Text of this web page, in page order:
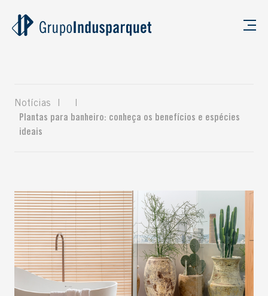
Notícias
Plantas para banheiro: conheça os benefícios e espécies
ideais